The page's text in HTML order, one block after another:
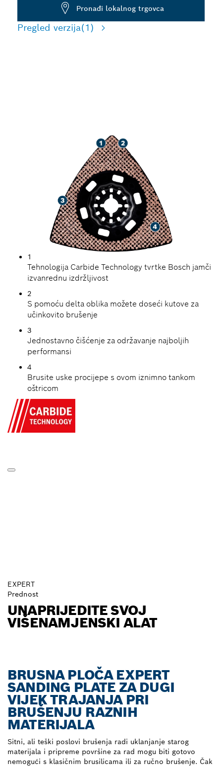
Pronađi lokalnog trgovca
Pregled verzija(1)
1
Tehnologija Carbide Technology tvrtke Bosch jamči
izvanrednu izdržljivost
2
S pomoću delta oblika možete doseći kutove za
učinkovito brušenje
3
Jednostavno čišćenje za održavanje najboljih
performansi
4
Brusite uske procijepe s ovom iznimno tankom
oštricom
EXPERT
Prednost
UNAPRIJEDITE SVOJ
VIŠENAMJENSKI ALAT
BRUSNA PLOČA EXPERT
SANDING PLATE ZA DUGI
VIJEK TRAJANJA PRI
BRUŠENJU RAZNIH
MATERIJALA
Sitni, ali teški poslovi brušenja radi uklanjanje starog
materijala i pripreme površine za rad mogu biti gotovo
nemogući s klasičnim brusilicama ili za ručno brušenje. Čak